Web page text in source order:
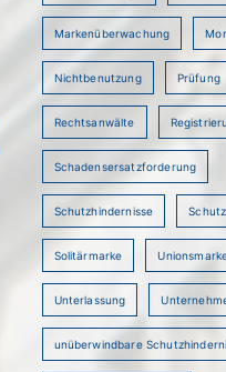
Markenüberwachung
Nichtbenutzung Prüfung
Rechtsanwälte
Schadensersatzforderung
Schutzhindernisse
Solitärmarke
Unterlassung
unüberwindbare